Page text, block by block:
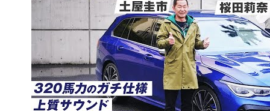
年式
235.6 万円） 188.5 万円 120.6万円 77.2万円 49.4万円
2012 年式 188.5万円 120.6万円 77.2万円 万円
2011年式
235.6万円） 188.5万円 120.6万円 77.2万円 49.4万円
2010年式
235.6万円） 188.5万円 120.6万円 77.2万円 49.4万円